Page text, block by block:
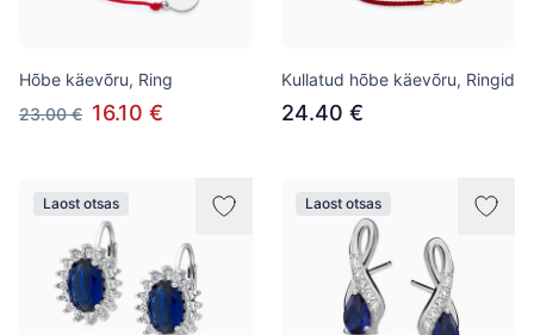
Hõbe käevõru, Ring
23.00 € 16.10 €
Kullatud hõbe käevõru, Ringid
24.40 €
Laost otsas Laost otsas